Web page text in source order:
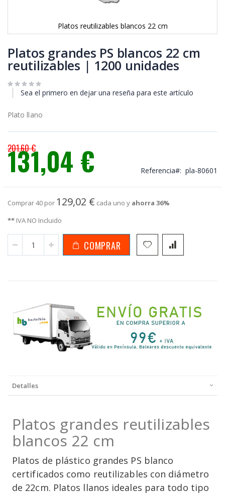
Platos reutilizables blancos 22 cm
al
comienzo
de
galería
Platos grandes PS blancos 22 cm
reutilizables | 1200 unidades
Sea el primero en dejar una reseña para este artículo
Plato llano
201,60 €
Precio
especial
131,04 € Referencia pla-80601
Comprar 40 por 129,02 € cada uno y ahorra 36%
** IVA NO Incluido
COMPRAR
Detalles
Platos grandes reutilizables
blancos 22 cm
Platos de plástico grandes PS blanco
certificados como reutilizables con diámetro
de 22cm. Platos llanos ideales para todo tipo